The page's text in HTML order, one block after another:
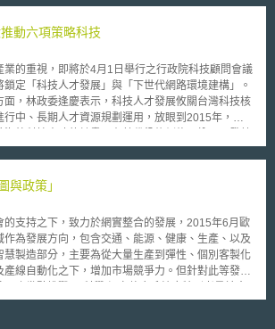
商用之固網寬頻服務訂戶至少可近用下載速率
寬頻服務時，有數據用量不受限（unlimited data
）應不只可於家用、商用用戶端使用，也應盡可
上述標準之
後地區）的相關計畫，於前五年給予總計七億五千萬
也會和現行及未來的公有基金、私人投資互補，並
電信監管政策訂定的
數國家為高（美國、澳洲25M；歐洲平均設在30M；
網寬頻服務；因此CRTC主席Jean-Pierre Blais表
有利害關係人都扮演重要的角色。
進口時，應以公眾利益為最高優先考量，此舉將增
情況下獲得禁售令。 2.未具強制拘束力
和專利商標局相關當局對專利問題的看法，雖可
束力。 近來，美國各地方法院與
之實際案例。例如：去年(2012)6月美國芝加哥法官
因部分標準關鍵專利有侵權疑慮申請禁售
Electronics的標準關鍵專利，並拒絕核發禁售
動六項策略科技
的重視，即將於4月1日舉行之行政院科技顧問會議
定「科技人才發展」與「下世代網路環境建構」。
面，林政委逢慶表示，科技人才發展攸關台灣科技核
行中、長期人才資源規劃運用，放眼到2015年，政
的役男員額，將從目前國防訓儲每年3,500名逐年放
米科技、智慧型機器人、智慧化車輛、智慧化居住
問對於發展台灣成為全球奈米研發中心有高度期
技會報中確認，今年起到2010年的五年內，將投入
化相關產業上。這是行政院產業科技策略會議所訂
，編列預算最大的一筆。
與政策」
支持之下，致力於網實整合的發展，2015年6月歐
作為發展方向，包含交通、能源、健康、生產、以及
慧製造部分，主要為從大量生產到彈性、個別客製化
產線自動化之下，增加市場競爭力。但針對此等發
整合、結合相關系統理論，以及建構複式領域模型等